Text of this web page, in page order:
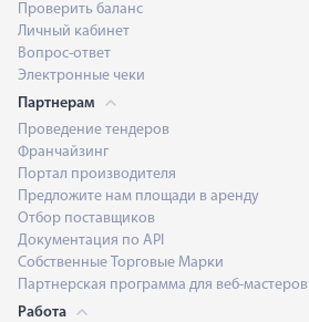
Проверить баланс
Личный кабинет
Вопрос-ответ
Электронные чеки
Партнерам
Проведение тендеров
Франчайзинг
Портал производителя
Предложите нам площади в аренду
Отбор поставщиков
Документация по API
Собственные Торговые Марки
Партнерская программа для веб-мастеров
Работа